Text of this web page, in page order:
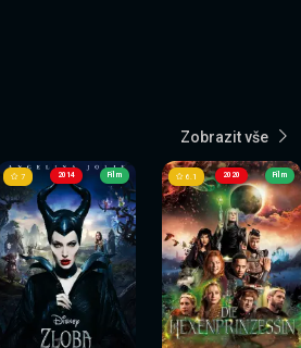
Zobrazit vše
2014
Sledovat
7 Film
Sledovat
2020
Sledovat
6.1 Film
Sledovat